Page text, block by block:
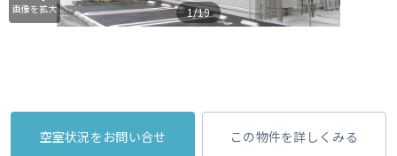
画像を拡大 1/19
空室状況をお問い合せ この物件を詳しくみる